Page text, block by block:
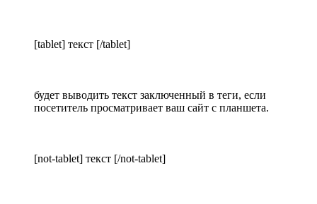
[tablet] текст [/tablet]
будет выводить текст заключенный в теги, если
посетитель просматривает ваш сайт с планшета.
[not-tablet] текст [/not-tablet]